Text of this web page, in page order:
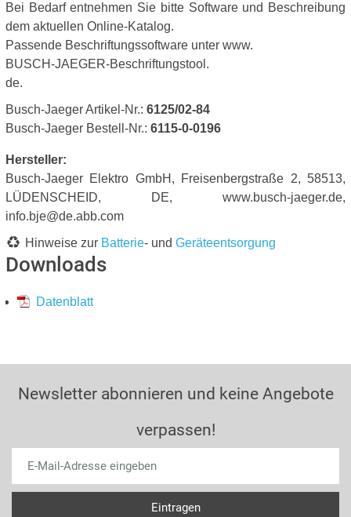
Bei Bedarf entnehmen Sie bitte Software und Beschreibung
dem aktuellen Online-Katalog.
Passende Beschriftungssoftware unter www.
BUSCH-JAEGER-Beschriftungstool.
de.
Busch-Jaeger Artikel-Nr.: 6125/02-84
Busch-Jaeger Bestell-Nr.: 6115-0-0196
Hersteller:
Busch-Jaeger Elektro GmbH, Freisenbergstraße 2, 58513,
LÜDENSCHEID, DE, www.busch-jaeger.de,
info.bje@de.abb.com
Hinweise zur Batterie- und Geräteentsorgung
Downloads
Datenblatt
Newsletter abonnieren und keine Angebote
verpassen!